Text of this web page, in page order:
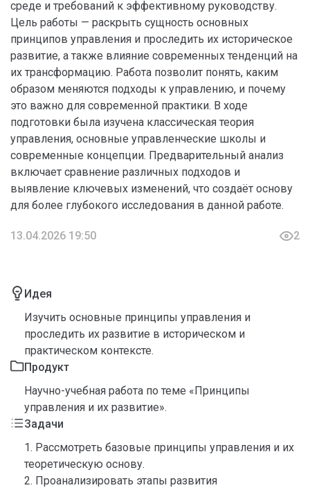
среде и требований к эффективному руководству.
Цель работы — раскрыть сущность основных
принципов управления и проследить их историческое
развитие, а также влияние современных тенденций на
их трансформацию. Работа позволит понять, каким
образом меняются подходы к управлению, и почему
это важно для современной практики. В ходе
подготовки была изучена классическая теория
управления, основные управленческие школы и
современные концепции. Предварительный анализ
включает сравнение различных подходов и
выявление ключевых изменений, что создаёт основу
для более глубокого исследования в данной работе.
13.04.2026 19:50 2
Идея
Изучить основные принципы управления и
проследить их развитие в историческом и
практическом контексте.
Продукт
Научно-учебная работа по теме «Принципы
управления и их развитие».
Задачи
1. Рассмотреть базовые принципы управления и их
теоретическую основу.
2. Проанализировать этапы развития